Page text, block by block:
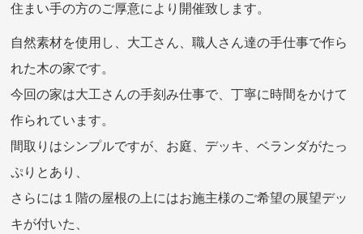
住まい手の方のご厚意により開催致します。
自然素材を使用し、大工さん、職人さん達の手仕事で作ら
れた木の家です。
今回の家は大工さんの手刻み仕事で、丁寧に時間をかけて
作られています。
間取りはシンプルですが、お庭、デッキ、ベランダがたっ
ぷりとあり、
さらには１階の屋根の上にはお施主様のご希望の展望デッ
キが付いた、